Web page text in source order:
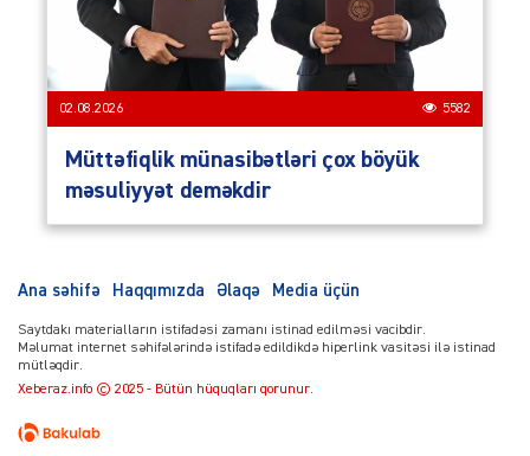
02.08.2026 5582
Müttəfiqlik münasibətləri çox böyük
məsuliyyət deməkdir
Ana səhifə Haqqımızda Əlaqə Media üçün
Saytdakı materialların istifadəsi zamanı istinad edilməsi vacibdir.
Məlumat internet səhifələrində istifadə edildikdə hiperlink vasitəsi ilə istinad
mütləqdir.
Xeberaz.info © 2025 - Bütün hüquqları qorunur.